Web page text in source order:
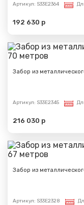
Артикул: S33E2364
192 630 р
Забор из
Артикул: S33E2345
216 030 р
Забор из
Артикул: S33E2328